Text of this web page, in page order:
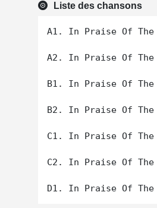
Liste des chansons
A1. In Praise Of
A2. In Praise Of The
B1. In Praise Of
B2. In Praise Of
C1. In Praise Of The
C2. In Praise Of The